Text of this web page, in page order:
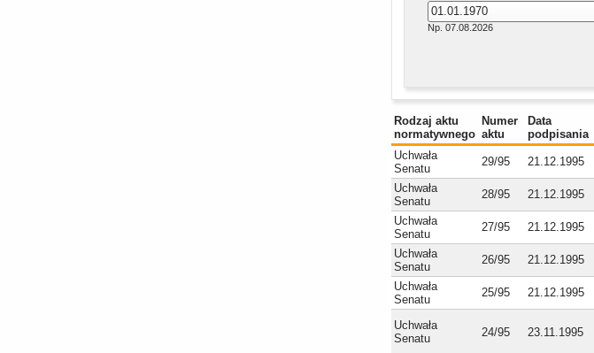
Np. 07.08.2026
Rodzaj aktu
normatywnego
Numer
aktu
Data
podpisania
Uchwała
Senatu
29/95 21.12.1995
Uchwała
Senatu
28/95 21.12.1995
Uchwała
Senatu
27/95 21.12.1995
Uchwała
Senatu
26/95 21.12.1995
Uchwała
Senatu
25/95 21.12.1995
Uchwała
Senatu
24/95 23.11.1995